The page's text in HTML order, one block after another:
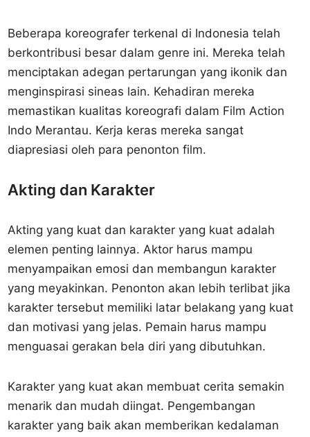
Beberapa koreografer terkenal di Indonesia telah
berkontribusi besar dalam genre ini. Mereka telah
menciptakan adegan pertarungan yang ikonik dan
menginspirasi sineas lain. Kehadiran mereka
memastikan kualitas koreografi dalam Film Action
Indo Merantau. Kerja keras mereka sangat
diapresiasi oleh para penonton film.
Akting dan Karakter
Akting yang kuat dan karakter yang kuat adalah
elemen penting lainnya. Aktor harus mampu
menyampaikan emosi dan membangun karakter
yang meyakinkan. Penonton akan lebih terlibat jika
karakter tersebut memiliki latar belakang yang kuat
dan motivasi yang jelas. Pemain harus mampu
menguasai gerakan bela diri yang dibutuhkan.
Karakter yang kuat akan membuat cerita semakin
menarik dan mudah diingat. Pengembangan
karakter yang baik akan memberikan kedalaman